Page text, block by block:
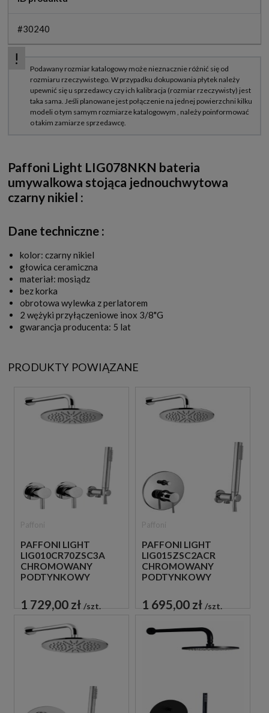
#30240
Paffoni Light LIG078NKN bateria
umywalkowa stojąca jednouchwytowa
czarny nikiel :
Dane techniczne :
kolor: czarny nikiel
głowica ceramiczna
materiał: mosiądz
bez korka
obrotowa wylewka z perlatorem
2 wężyki przyłączeniowe inox 3/8"G
gwarancja producenta: 5 lat
PRODUKTY POWIĄZANE
PAFFONI LIGHT
LIG010CR70ZSC3A
CHROMOWANY
PODTYNKOWY
PRYSZNICOWY
1 729,00 zł szt.
PAFFONI LIGHT
LIG015ZSC2ACR
CHROMOWANY
PODTYNKOWY
PRYSZNICOWY
1 695,00 zł szt.